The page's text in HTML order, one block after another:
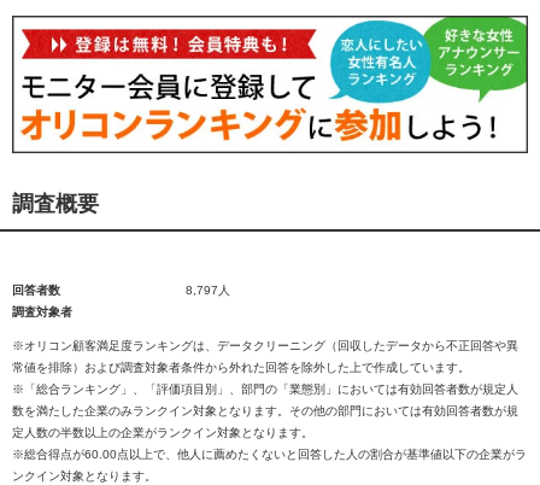
調査概要
回答者数
8,797人
調査対象者
※オリコン顧客満足度ランキングは、データクリーニング（回収したデータから不正回答や異
常値を排除）および調査対象者条件から外れた回答を除外した上で作成しています。
※「総合ランキング」、「評価項目別」、部門の「業態別」においては有効回答者数が規定人
数を満たした企業のみランクイン対象となります。その他の部門においては有効回答者数が規
定人数の半数以上の企業がランクイン対象となります。
※総合得点が60.00点以上で、他人に薦めたくないと回答した人の割合が基準値以下の企業がラ
ンクイン対象となります。